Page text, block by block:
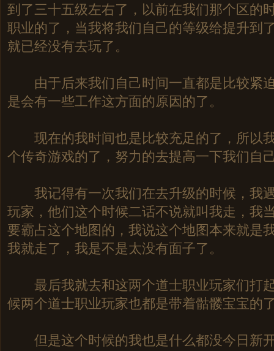
到了三十五级左右了，以前在我们那个区的
职业的了，当我将我们自己的等级给提升到
就已经没有去玩了。
由于后来我们自己时间一直都是比较紧
是会有一些工作这方面的原因的了。
现在的我时间也是比较充足的了，所以
个传奇游戏的了，努力的去提高一下我们自
我记得有一次我们在去升级的时候，我
玩家，他们这个时候二话不说就叫我走，我
要霸占这个地图的，我说这个地图本来就是
我就走了，我是不是太没有面子了。
最后我就去和这两个道士职业玩家们打
候两个道士职业玩家也都是带着骷髅宝宝的
但是这个时候的我也是什么都没今日 新